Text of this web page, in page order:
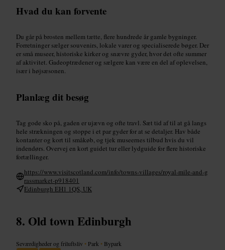
Hvad du kan forvente
Du går på brosten mellem tætte, flere hundrede år gamle bygninger.
Forretninger sælger souvenirs, lokale varer og specialiserede bøger. Der
er små museer, historiske kirker og snævre gyder, hvor det ofte summer
af aktivitet. Gadeoptrædener og sælgere kan være en del af oplevelsen,
især i højsæsonen.
Planlæg dit besøg
Tag gode sko på, gaden er ujævn og ofte travl. Sæt tid af til at gå langs
hele strækningen og stoppe i et par gyder for at se detaljer. Hav både
kontanter og kort til småkøb, og tjek museernes tilbud hvis du vil
indendørs. Overvej en kort guidet tur eller lydguide for flere historiske
fortællinger.
https://www.visitscotland.com/info/towns-villages/royal-mile-and-g
rassmarket-p918401
Edinburgh EH1 1QS, UK
Old town Edinburgh
Seværdigheder og friluftsliv • Park • Bypark